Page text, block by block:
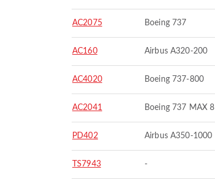
AC2075 Boeing 737
AC160 Airbus A320-200
AC4020 Boeing 737-800
AC2041 Boeing 737 MAX 8
PD402 Airbus A350-1000
TS7943 -